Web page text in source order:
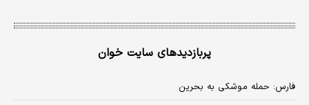
پربازدیدهای سایت خوان
فارس: حمله موشکی به بحرین